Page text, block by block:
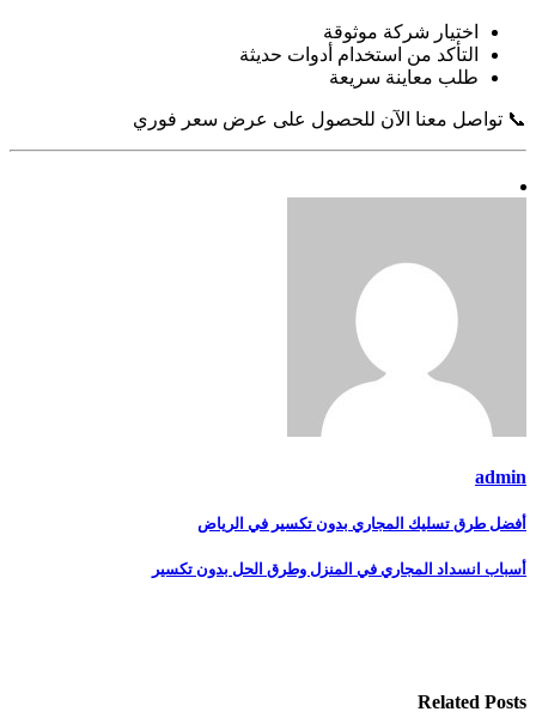
اختيار شركة موثوقة
التأكد من استخدام أدوات حديثة
طلب معاينة سريعة
📞 تواصل معنا الآن للحصول على عرض سعر فوري
admin
تصفّح
المقالات
أفضل طرق تسليك المجاري بدون تكسير في الرياض
أسباب انسداد المجاري في المنزل وطرق الحل بدون تكسير
Related Posts